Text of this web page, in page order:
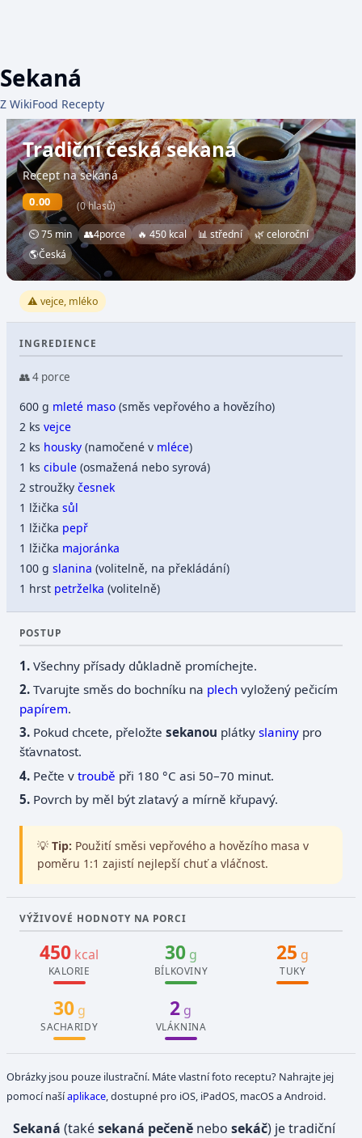
Sekaná
Z WikiFood Recepty
Tradiční česká sekaná
Recept na sekaná
0.00 (0 hlasů)
⏲ 75 min 👥4porce 🔥 450 kcal 📊 střední
🌿 celoroční
🌎Česká
⚠️ vejce, mléko
INGREDIENCE
👥 4 porce
600 g mleté maso (směs vepřového a hovězího)
2 ksvejce
2 ks housky (namočené v mléce)
1 kscibule (osmažená nebo syrová)
2 stroužkyčesnek
1 lžičkasůl
1 lžička pepř
1 lžička majoránka
100 gslanina (volitelně, na překládání)
1 hrst petrželka (volitelně)
POSTUP
Všechny přísady důkladně promíchejte.
Tvarujte směs do bochníku na plech vyložený pečicím
papírem.
Pokud chcete, přeložtesekanou plátkyslaniny pro
šťavnatost.
Pečte vtroubě při 180 °C asi 50–70 minut.
Povrch by měl být zlatavý a mírně křupavý.
💡 Tip: Použití směsi vepřového a hovězího masa v
poměru 1:1 zajistí nejlepší chuť a vláčnost.
VÝŽIVOVÉ HODNOTY NA PORCI
450 kcal
KALORIE
30g
BÍLKOVINY
25 g
TUKY
30g
SACHARIDY
2 g
VLÁKNINA
Obrázky jsou pouze ilustrační. Máte vlastní foto receptu? Nahrajte jej
pomocí našíaplikace, dostupné pro iOS, iPadOS, macOS a Android.
Sekaná (takésekaná pečeně nebo sekáč) je tradiční